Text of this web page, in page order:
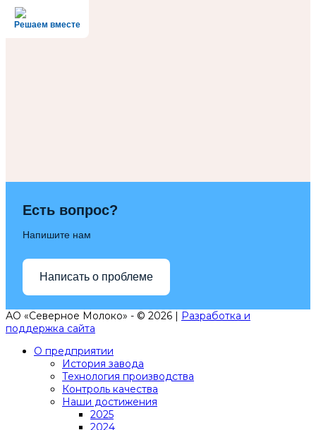
Решаем вместе
Есть вопрос?
Напишите нам
Написать о проблеме
АО «Северное Молоко» - © 2026 | Разработка и
поддержка сайта
О предприятии
История завода
Технология производства
Контроль качества
Наши достижения
2025
2024